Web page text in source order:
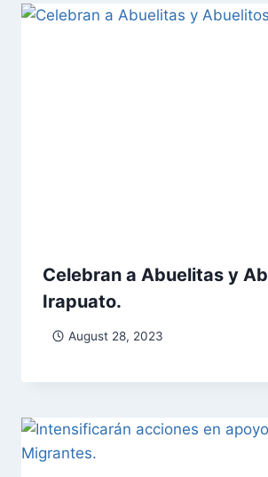
Celebran a Abuelitas y
Irapuato.
August 28, 2023